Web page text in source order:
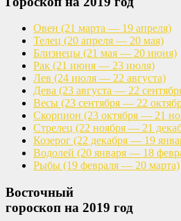
Овен (21 марта — 19 апреля)
Телец (20 апреля — 20 мая)
Близнецы (21 мая — 20 июня)
Рак (21 июня — 23 июля)
Лев (24 июля — 22 августа)
Дева (23 августа — 22
Весы (23 сентября — 22
Скорпион (23 октября — 21
Стрелец (22 ноября — 21
Козерог (22 декабря — 19
Водолей (20 января — 18
Рыбы (19 февраля — 20 марта)
Восточный
гороскоп на 2019 год